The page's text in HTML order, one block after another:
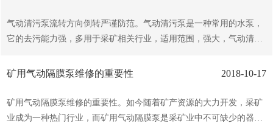
光吸尽，目前已形成化生产，产品质量深受好评。1、由于用空气作
动力，所以流量随背压（出口阻力）的变化而自动调整，适合用于中
对于齿轮泵也是同样如此。2、风动潜水泵在易...
气动清污泵流转方向倒转严谨防范。气动清污泵是一种常用的水泵，
它的去污能力强，多用于采矿相关行业，适用范围，强大，气动清污
清污泵流转方向倒转严谨防范。提起气动清污泵流转方向倒转，很多
象，但是现在客户安装前都会点试调整流转方向。这种反转其实是电
机转动方向和叶轮结构不匹配的现象，如果有这种现象出现叶轮逆
2018-10-17
矿用气动隔膜泵维修的重要性
矿用气动隔膜泵维修的重要性。如今随着矿产资源的大力开发，采矿
业成为一种热门行业，而矿用气动隔膜泵是采矿业中不可缺少的器